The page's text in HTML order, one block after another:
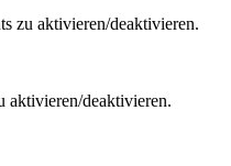
zu aktivieren/deaktivieren.
aktivieren/deaktivieren.